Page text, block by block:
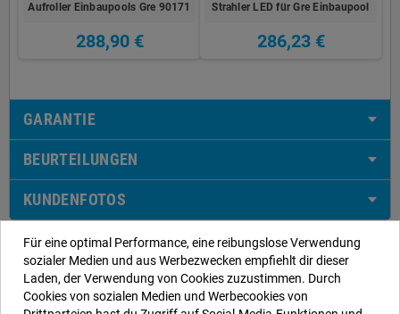
Aufroller Einbaupools Gre 90171
288,90 €
Strahler LED für Gre Einbaupool
286,23 €
GARANTIE
BEURTEILUNGEN
KUNDENFOTOS
Unsere Kontaktdaten
Für eine optimal Performance, eine reibungslose Verwendung
sozialer Medien und aus Werbezwecken empfiehlt dir dieser
Laden, der Verwendung von Cookies zuzustimmen. Durch
Cookies von sozialen Medien und Werbecookies von